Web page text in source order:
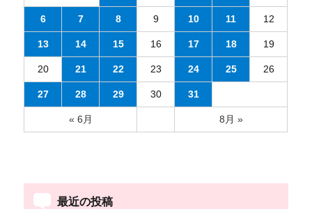
« 6月 8月 »
6 7 8 9 10 11 12
13 14 15 16 17 18 19
20 21 22 23 24 25 26
27 28 29 30 31
最近の投稿